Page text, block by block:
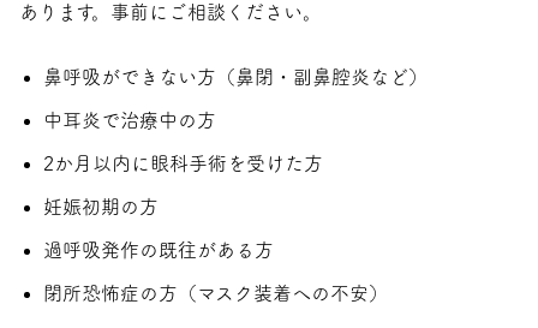
あります。事前にご相談ください。
鼻呼吸ができない方（鼻閉・副鼻腔炎など）
中耳炎で治療中の方
2か月以内に眼科手術を受けた方
妊娠初期の方
過呼吸発作の既往がある方
閉所恐怖症の方（マスク装着への不安）